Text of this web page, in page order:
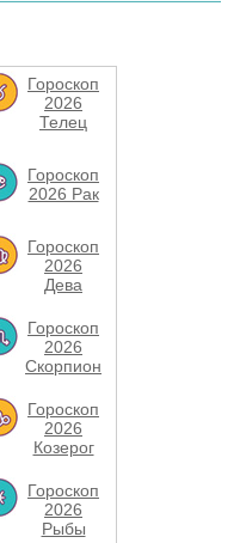
Гороскоп
2026
Телец
Гороскоп
2026 Рак
Гороскоп
2026
Дева
Гороскоп
2026
Скорпион
Гороскоп
2026
Козерог
Гороскоп
2026
Рыбы